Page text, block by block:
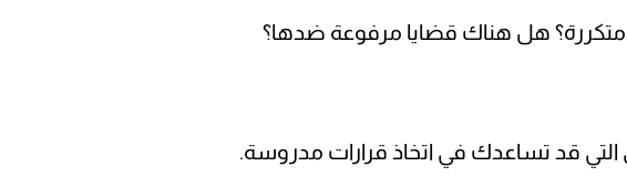
متكررة؟ هل هناك قضايا مرفوعة ضدها؟
التي قد تساعدك في اتخاذ قرارات مدروسة.